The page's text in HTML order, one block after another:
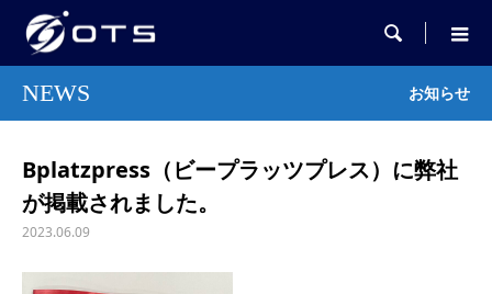

NEWS お知らせ
Bplatzpress（ビープラッツプレス）に弊社
が掲載されました。
2023.06.09